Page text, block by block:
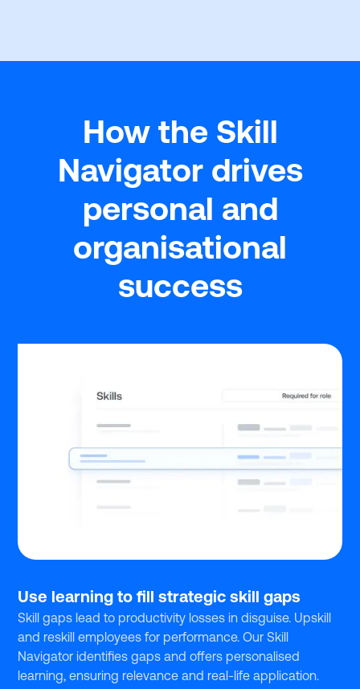
How the Skill
Navigator drives
personal and
organisational
success
Use learning to fill strategic skill gaps
Skill gaps lead to productivity losses in disguise. Upskill
and reskill employees for performance. Our Skill
Navigator identifies gaps and offers personalised
learning, ensuring relevance and real-life application.